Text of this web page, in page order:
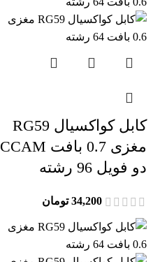
کابل کواکسیال RG59
مغزی 0.7 بافت CCAM
دو فویل 96 رشته
34,200 تومان